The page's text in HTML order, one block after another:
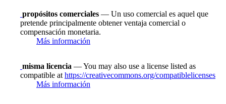
propósitos comerciales — Un uso comercial es aquel que
pretende principalmente obtener ventaja comercial o
compensación monetaria.
Más información
misma licencia — You may also use a license listed as
compatible at https://creativecommons.org/compatiblelicenses
Más información